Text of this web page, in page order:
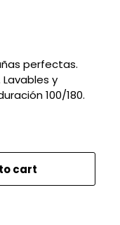
perfectas.
y
100/180.
cart